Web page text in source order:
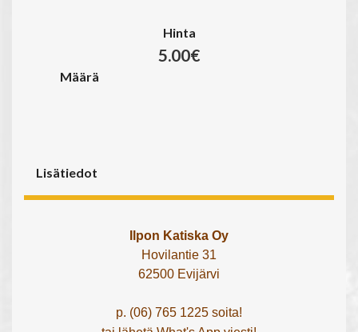
Hinta
5.00€
Määrä
Lisätiedot
Ilpon Katiska Oy
Hovilantie 31
62500 Evijärvi
p. (06) 765 1225 soita!